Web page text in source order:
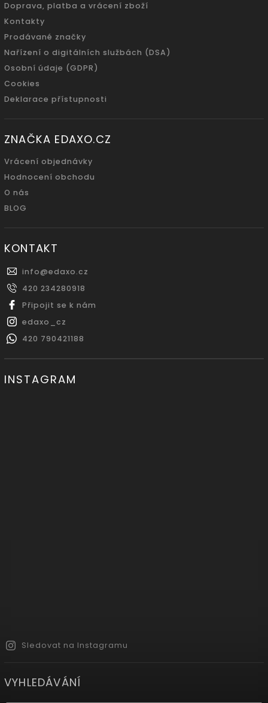
Doprava, platba a vrácení zboží
Kontakty
Prodávané značky
Nařízení o digitálních službách (DSA)
Osobní údaje (GDPR)
Cookies
Deklarace přístupnosti
ZNAČKA EDAXO.CZ
Vrácení objednávky
Hodnocení obchodu
O nás
BLOG
KONTAKT
info@edaxo.cz
420 234280918
Připojit se k nám
edaxo_cz
420 790421188
INSTAGRAM
Sledovat na Instagramu
VYHLEDÁVÁNÍ